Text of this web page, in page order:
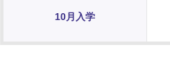
10月入学